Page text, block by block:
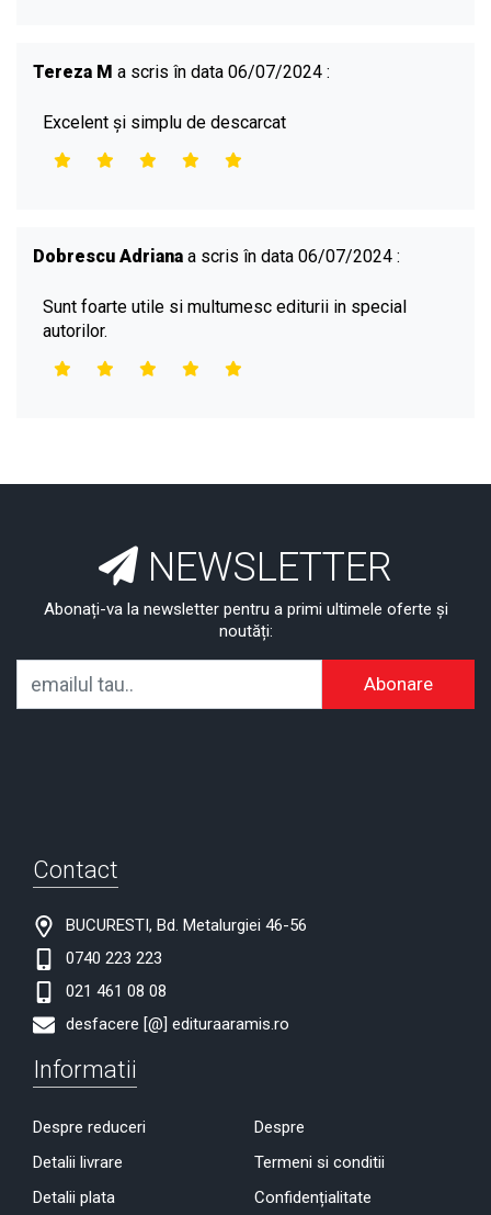
Tereza M a scris în data 06/07/2024 :
Excelent și simplu de descarcat
Dobrescu Adriana a scris în data 06/07/2024 :
Sunt foarte utile si multumesc editurii in special
autorilor.
NEWSLETTER
Abonați-va la newsletter pentru a primi ultimele oferte și
noutăți:
Abonare
Contact
BUCURESTI, Bd. Metalurgiei 46-56
0740 223 223
021 461 08 08
desfacere [@] edituraaramis.ro
Informatii
Despre reduceri
Detalii livrare
Detalii plata
Despre
Termeni si conditii
Confidențialitate